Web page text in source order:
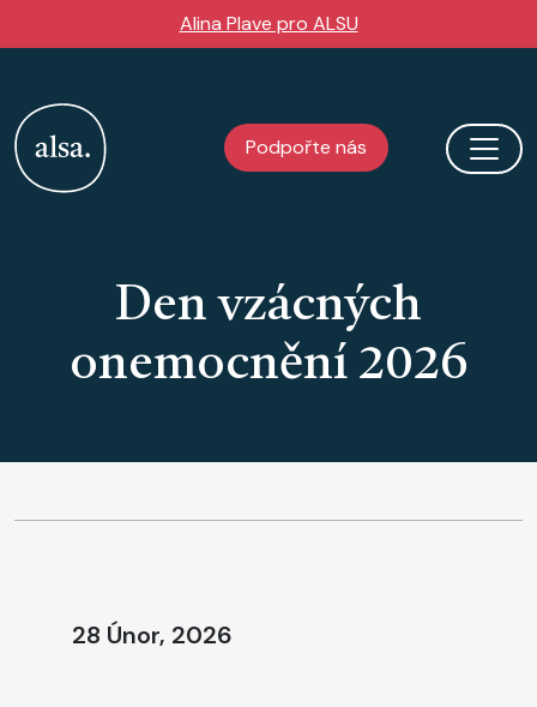
Přejít k hlavnímu obsahuAlina Plave pro ALSU
Podpořte nás
Den vzácných
onemocnění 2026
28 Únor, 2026